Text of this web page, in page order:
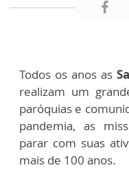
Todos os anos as
realizam um
paróquias e
pandemia, as
parar com suas
mais de 100 anos.